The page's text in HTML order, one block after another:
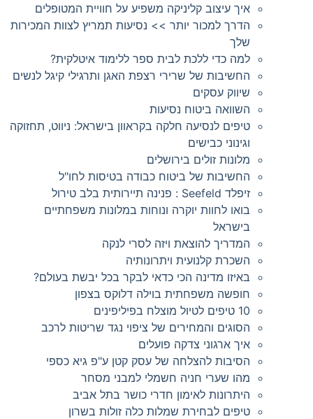
איך עיצוב קליניקה משפיע על חוויית המטופלים
הדרך למכור יותר >> נסיעות תמריץ לצוות המכירות
שלך
למה כדי ללכת לבית ספר ללימוד איטלקית?
החשיבות של שרירי רצפת האגן ותרגילי קיגל לנשים
שיווק עסקים
השוואה ביטוח נסיעות
טיפים לנסיעה חלקה בקראוון בישראל: ניווט, תחזוקה
וגינוני כבישים
מלונות זולים בירושלים
החשיבות של ביטוח כבודה בטיסות לחו"ל
זיפלד Seefeld : פנינה תיירותית בלב טירול
בואו לחוות יוקרה ונוחות במלונות משפחתיים
בישראל
המדריך להוצאת ויזה לסרי לנקה
השכרת קלנועית ויתרונותיה
באיזו מדינה הכי כדאי לבקר בכל יבשת בעולם?
חופשה משפחתית בוילה דלוקס בצפון
10 טיפים לטיול מוצלח בפיליפינים
הסוגים והמחירים של ציפוי נגד שריטות לרכב
איך ארגוני צדקה פועלים
הסיבות להצלחה של עסק קטן ע"פ גיא כספי
מהו שערי חניה חשמלי למבני מסחר
היתרונות לאימון חדרי כושר בתל אביב
טיפים לבחירת שמלות כלה זולות בשרון